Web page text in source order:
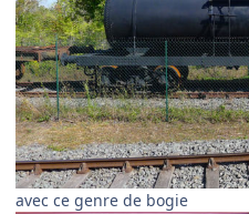
avec ce genre de bogie